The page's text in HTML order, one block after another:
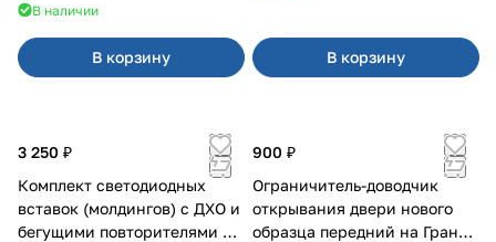
В наличии
В корзину В корзину
3 250 ₽
Комплект светодиодных
вставок (молдингов) с ДХО и
бегущими повторителями на
900 ₽
Ограничитель-доводчик
открывания двери нового
образца передний на Гранта,